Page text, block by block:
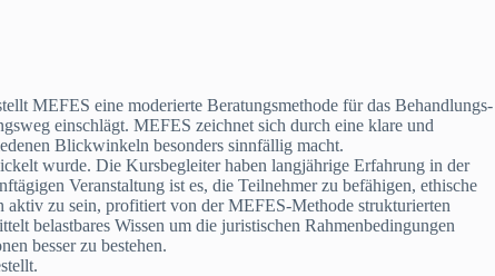
MEFES eine moderierte Beratungsmethode für das Behandlungs-
einschlägt. MEFES zeichnet sich durch eine klare und
Blickwinkeln besonders sinnfällig macht.
wurde. Die Kursbegleiter haben langjährige Erfahrung in der
Veranstaltung ist es, die Teilnehmer zu befähigen, ethische
aktiv zu sein, profitiert von der MEFES-Methode strukturierten
belastbares Wissen um die juristischen Rahmenbedingungen
besser zu bestehen.